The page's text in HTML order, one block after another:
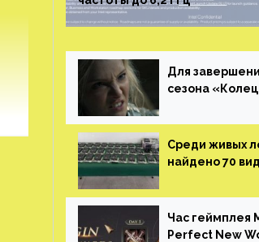
Для
сезона
Среди живых
найдено 70
китайской
Час геймплея
Perfect New